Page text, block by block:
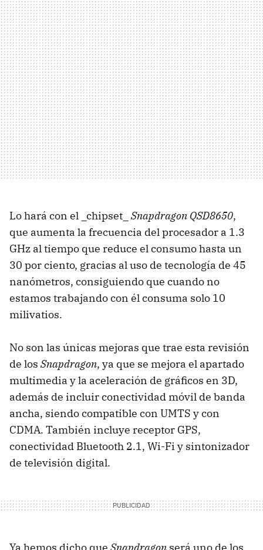
Lo hará con el _chipset_ Snapdragon QSD8650,
que aumenta la frecuencia del procesador a 1.3
GHz al tiempo que reduce el consumo hasta un
30 por ciento, gracias al uso de tecnología de 45
nanómetros, consiguiendo que cuando no
estamos trabajando con él consuma solo 10
milivatios.
No son las únicas mejoras que trae esta revisión
de los Snapdragon, ya que se mejora el apartado
multimedia y la aceleración de gráficos en 3D,
además de incluir conectividad móvil de banda
ancha, siendo compatible con UMTS y con
CDMA. También incluye receptor GPS,
conectividad Bluetooth 2.1, Wi-Fi y sintonizador
de televisión digital.